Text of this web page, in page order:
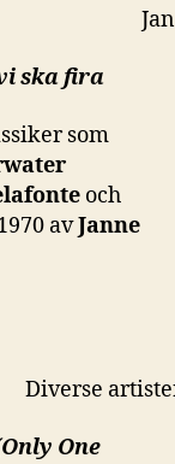
ska fira
som
och
avJanne
One